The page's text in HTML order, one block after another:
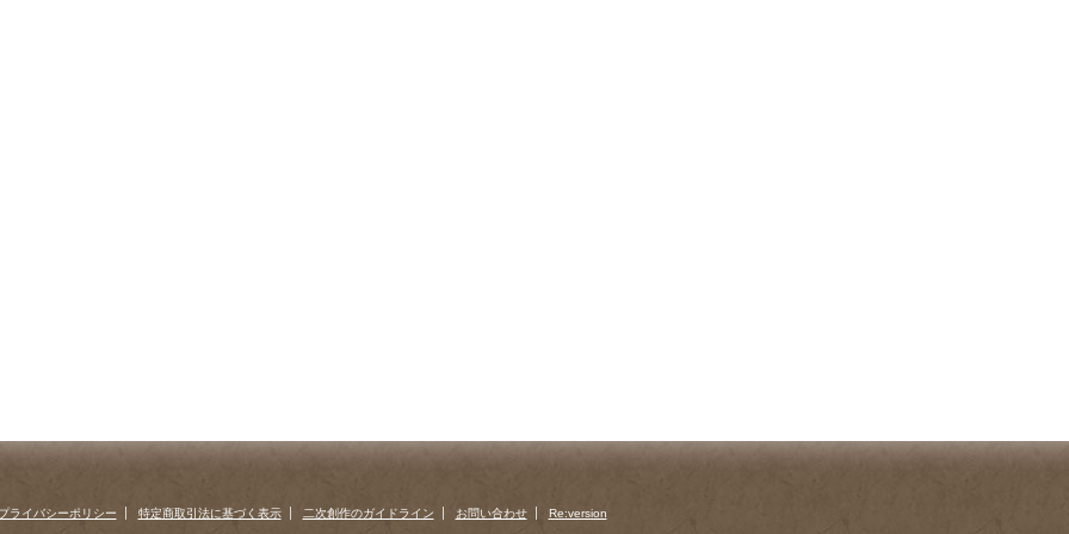
ライバシーポリシー 特定商取引法に基づく表示 二次創作のガイドライン お問い合わせ Re:version